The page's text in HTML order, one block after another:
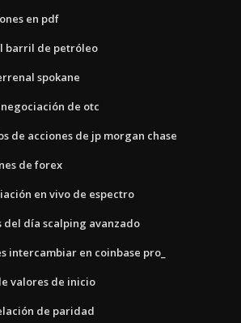
en pdf
barril de petróleo
spokane
de otc
de acciones de jp morgan chase
de forex
en vivo de espectro
del día scalping avanzado
intercambiar en coinbase pro_
valores de inicio
de paridad